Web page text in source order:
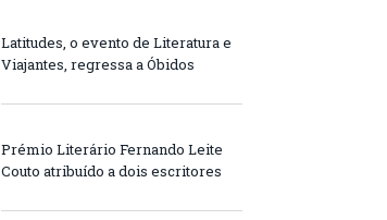
Latitudes, o evento de Literatura e
Viajantes, regressa a Óbidos
Prémio Literário Fernando Leite
Couto atribuído a dois escritores